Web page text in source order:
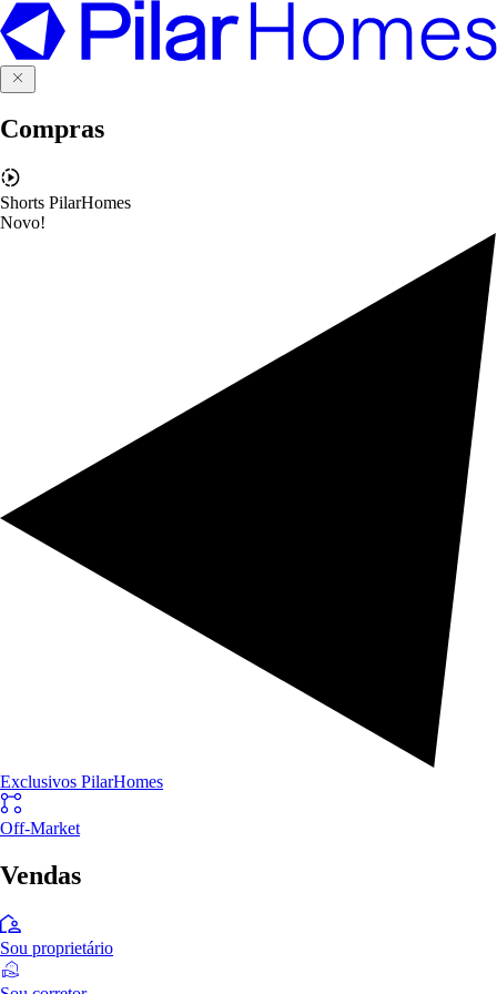
Compras
Shorts PilarHomes
Novo!
Exclusivos PilarHomes
Off-Market
Vendas
Sou proprietário